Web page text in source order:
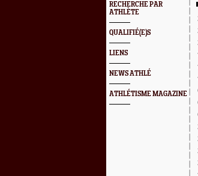
RECHERCHE PAR
ATHLÈTE
QUALIFIÉ(E)S
LIENS
NEWS ATHLÉ
ATHLÉTISME MAGAZINE